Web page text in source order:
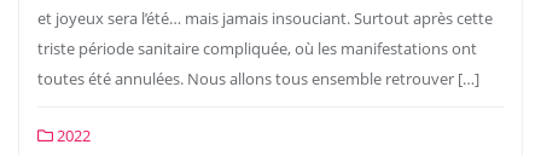
et joyeux sera l’été… mais jamais insouciant. Surtout après cette
triste période sanitaire compliquée, où les manifestations ont
toutes été annulées. Nous allons tous ensemble retrouver […]
2022